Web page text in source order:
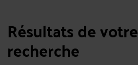
Résultats de votre
recherche